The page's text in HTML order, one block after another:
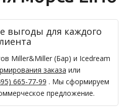
выгоды для каждого
Miller&Miller (Бар) и Icedream
заказа или
665-77-99 . Мы сформируем
предложение.